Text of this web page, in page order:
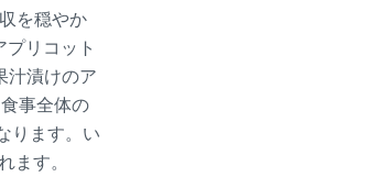
を穏やか
リコット
汁漬けのア
事全体の
ります。い
す。